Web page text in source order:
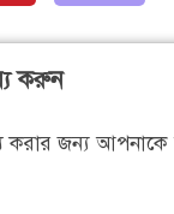
করুন
করার জন্য